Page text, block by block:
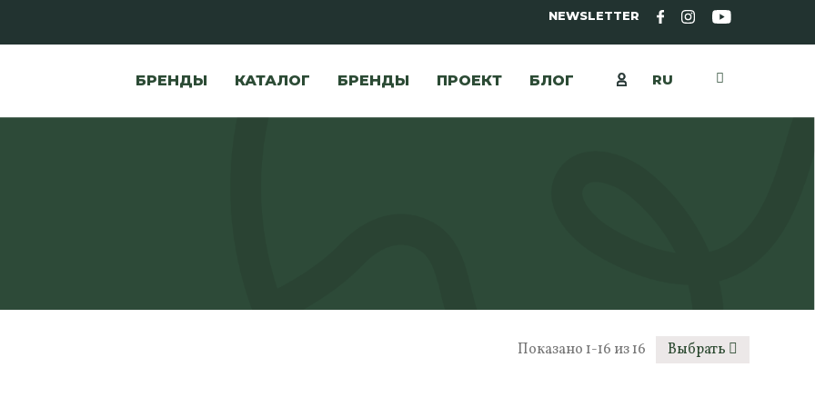
NEWSLETTER
БРЕНДЫ КАТАЛОГ БРЕНДЫ ПРОЕКТ БЛОГ RU
Показано 1-16 из 16 Выбрать